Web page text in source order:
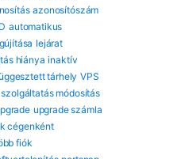
azonosítószám
automatikus
lejárat
hiánya inaktív
tárhely VPS
szolgáltatás módosítás
upgrade számla
cégenként
fiók